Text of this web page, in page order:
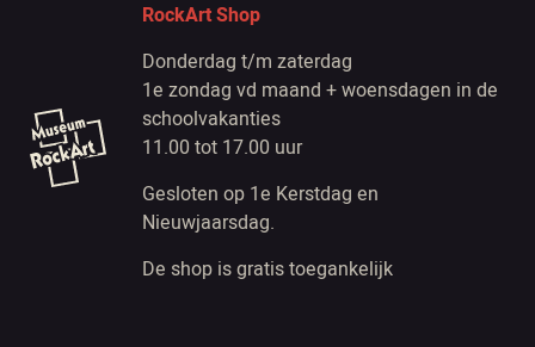
RockArt Shop
Donderdag t/m zaterdag
1e zondag vd maand + woensdagen in de
schoolvakanties
11.00 tot 17.00 uur
Gesloten op 1e Kerstdag en
Nieuwjaarsdag.
De shop is gratis toegankelijk